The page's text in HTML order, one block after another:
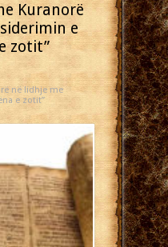
Kuranorë
e
zotit”
në lidhje me
e zotit”